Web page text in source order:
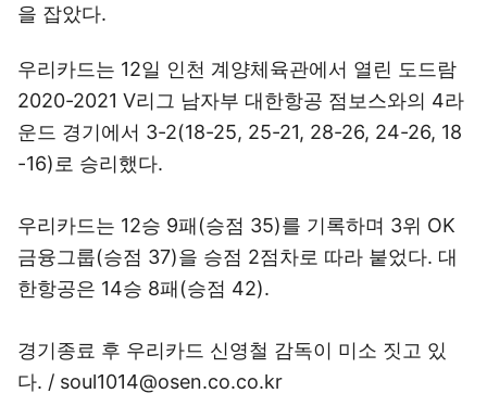
을 잡았다.
우리카드는 12일 인천 계양체육관에서 열린 도드람
2020-2021 V리그 남자부 대한항공 점보스와의 4라
운드 경기에서 3-2(18-25, 25-21, 28-26, 24-26, 18
-16)로 승리했다.
우리카드는 12승 9패(승점 35)를 기록하며 3위 OK
금융그룹(승점 37)을 승점 2점차로 따라 붙었다. 대
한항공은 14승 8패(승점 42).
경기종료 후 우리카드 신영철 감독이 미소 짓고 있
다. / soul1014@osen.co.co.kr